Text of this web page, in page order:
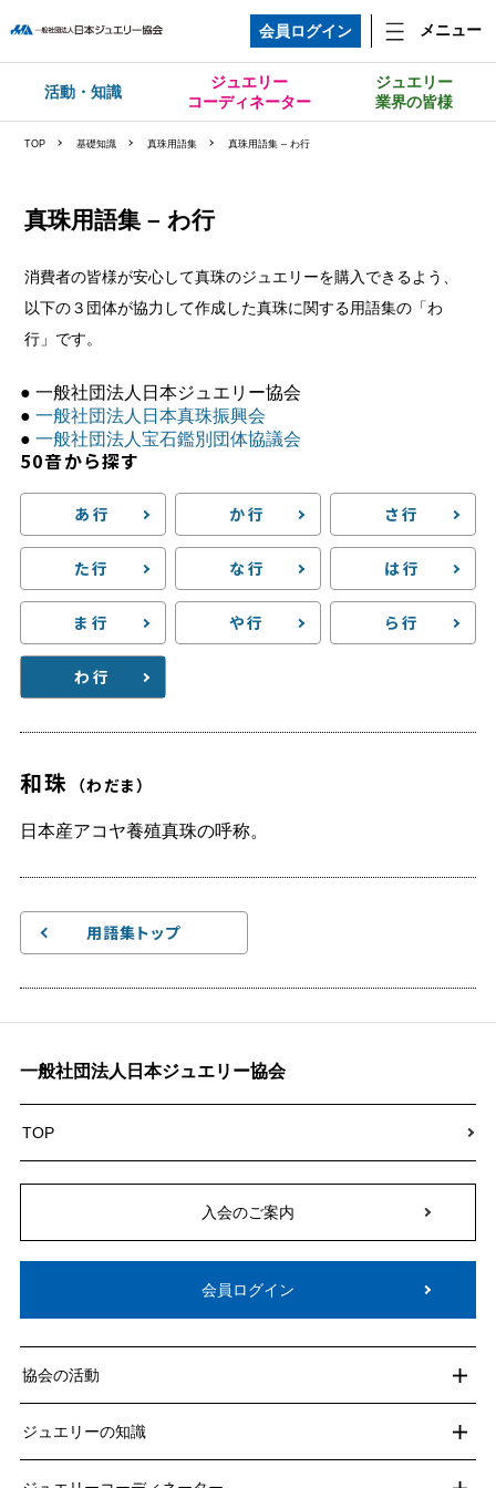
会員ログイン メニュー
活動・知識
ジュエリー
コーディネーター
ジュエリー
業界の皆様
TOP 基礎知識 真珠用語集 真珠用語集 – わ行
真珠用語集 – わ行
消費者の皆様が安心して真珠のジュエリーを購入できるよう、
以下の３団体が協力して作成した真珠に関する用語集の「わ
行」です。
● 一般社団法人日本ジュエリー協会
● 一般社団法人日本真珠振興会
● 一般社団法人宝石鑑別団体協議会
50音から探す
あ行 か行 さ行
た行 な行 は行
ま行 や行 ら行
わ行
和珠 （わだま）
日本産アコヤ養殖真珠の呼称。
用語集トップ
一般社団法人日本ジュエリー協会
TOP
入会のご案内
会員ログイン
協会の活動
ジュエリーの知識